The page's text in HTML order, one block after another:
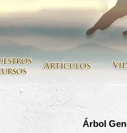
Árbol